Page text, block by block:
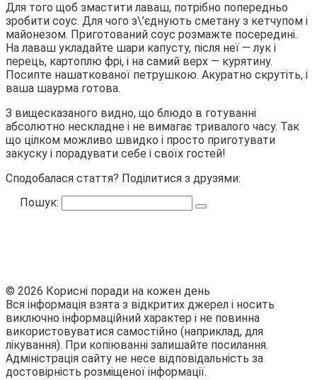
Для того щоб змастити лаваш, потрібно попередньо
зробити соус. Для чого з\’єднують сметану з кетчупом і
майонезом. Приготований соус розмажте посередині.
На лаваш укладайте шари капусту, після неї — лук і
перець, картоплю фрі, і на самий верх — курятину.
Посипте нашаткованої петрушкою. Акуратно скрутіть, і
ваша шаурма готова.
З вищесказаного видно, що блюдо в готуванні
абсолютно нескладне і не вимагає тривалого часу. Так
що цілком можливо швидко і просто приготувати
закуску і порадувати себе і своїх гостей!
Сподобалася стаття? Поділитися з друзями:
Пошук:
© 2026 Корисні поради на кожен день
Вся інформація взята з відкритих джерел і носить
виключно інформаційний характер і не повинна
використовуватися самостійно (наприклад, для
лікування). При копіюванні залишайте посилання.
Адміністрація сайту не несе відповідальність за
достовірність розміщеної інформації.